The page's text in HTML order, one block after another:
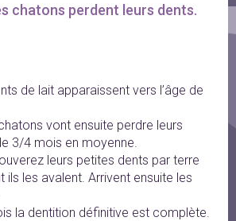
chatons perdent leurs dents.
de lait apparaissent vers l’âge de
vont ensuite perdre leurs
3/4 mois en moyenne.
leurs petites dents par terre
ils les avalent. Arrivent ensuite les
la dentition définitive est complète.